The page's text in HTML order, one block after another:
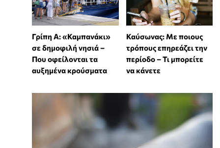
Γρίπη Α: «Καμπανάκι»
σε δημοφιλή νησιά –
Που οφείλονται τα
αυξημένα κρούσματα
Καύσωνας: Με ποιους
τρόπους επηρεάζει την
περίοδο – Τι μπορείτε
να κάνετε